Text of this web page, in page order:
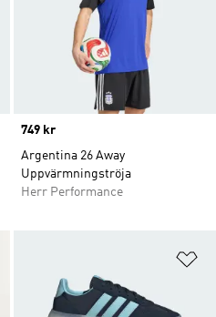
Price
749 kr
Argentina 26 Away
Uppvärmningströja
Herr Performance